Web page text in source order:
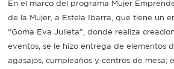
En el marco del programa Mujer
de la Mujer, a Estela Ibarra, que tiene un
“Goma Eva Julieta”, donde realiza
eventos, se le hizo entrega de elementos
agasajos, cumpleaños y centros de mesa;